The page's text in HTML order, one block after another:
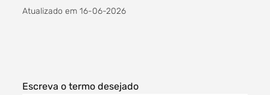
Atualizado em 16-06-2026
Escreva o termo desejado